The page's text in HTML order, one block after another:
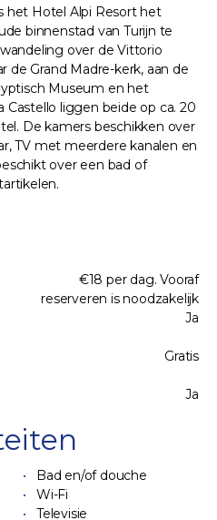
het Hotel Alpi Resort het
binnenstad van Turijn te
over de Vittorio
de Grand Madre-kerk, aan de
Museum en het
Castello liggen beide op ca. 20
De kamers beschikken over
TV met meerdere kanalen en
over een bad of
€18 per dag. Vooraf
reserveren is noodzakelijk
Ja
Gratis
Ja
Bad en/of douche
Wi-Fi
Televisie